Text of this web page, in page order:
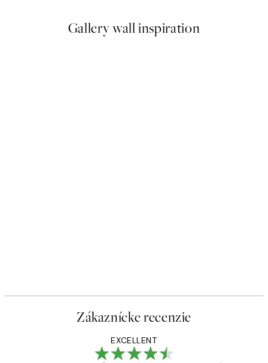
Gallery wall inspiration
Zákaznícke recenzie
EXCELLENT